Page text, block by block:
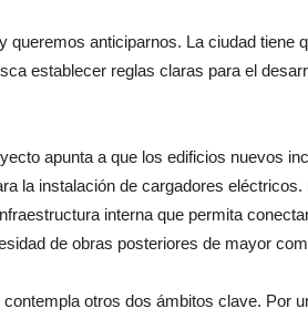
queremos anticiparnos. La ciudad tiene
establecer reglas claras para el
apunta a que los edificios nuevos
la instalación de cargadores
interna que permita
de obras posteriores de mayor
contempla otros dos ámbitos clave. Por